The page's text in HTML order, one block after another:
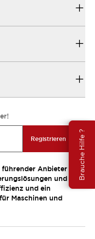
Brauche Hilfe ?
Registrieren
Anbieter
und
und ein
Maschinen und